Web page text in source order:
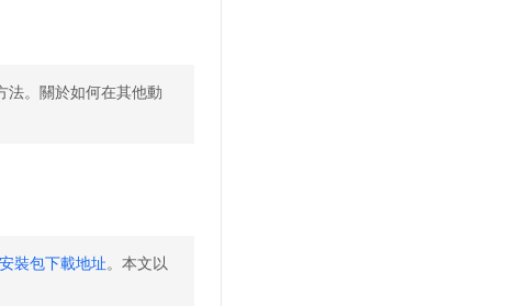
法。關於如何在其他動
安裝包下載地址。本文以